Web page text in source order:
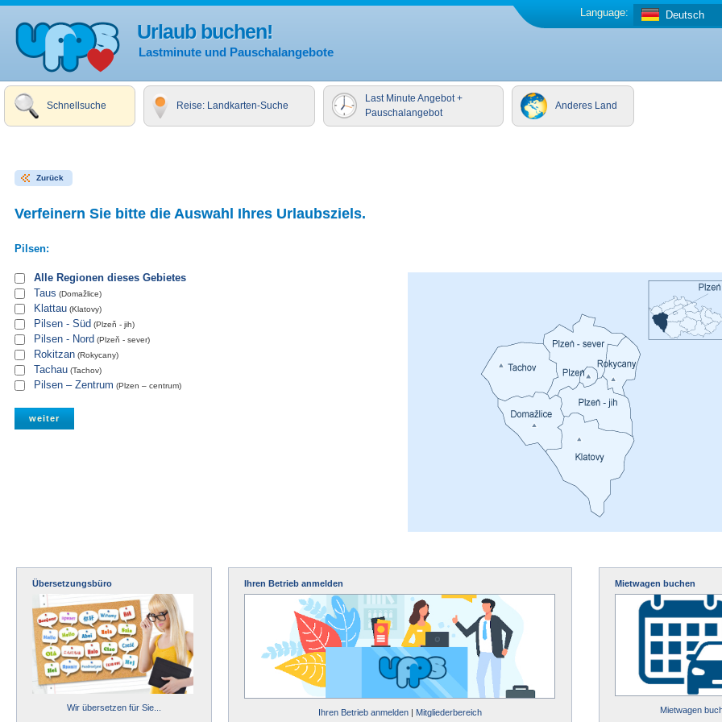
Urlaub buchen!
Lastminute und Pauschalangebote
Deutsch
Language:
Schnellsuche Reise: Landkarten-Suche
Last Minute Angebot +
Pauschalangebot
Anderes Land
Zurück
Verfeinern Sie bitte die Auswahl Ihres Urlaubsziels.
Pilsen:
Alle Regionen dieses Gebietes
Taus (Domažlice)
Klattau(Klatovy)
Pilsen - Süd (Plzeň - jih)
Pilsen - Nord (Plzeň - sever)
Rokitzan(Rokycany)
Tachau(Tachov)
Pilsen – Zentrum (Plzen – centrum)
Übersetzungsbüro
Wir übersetzen für Sie...
Ihren Betrieb anmelden
Ihren Betrieb anmelden| Mitgliederbereich
Mietwagen buchen
Mietwagen